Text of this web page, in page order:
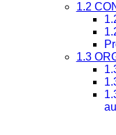
1.2
1.3